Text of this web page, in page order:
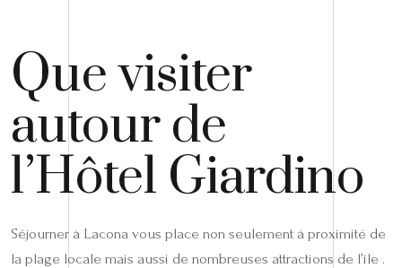
Que visiter
autour de
l’Hôtel Giardino
Séjourner à Lacona vous place non seulement à proximité de
la plage locale mais aussi de nombreuses attractions de l’île .